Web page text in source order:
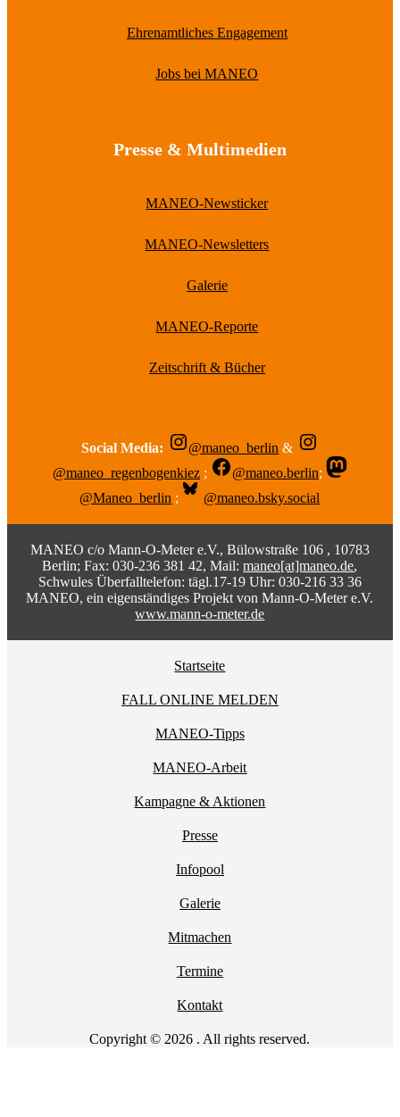
Ehrenamtliches Engagement
Jobs bei MANEO
Presse & Multimedien
MANEO-Newsticker
MANEO-Newsletters
Galerie
MANEO-Reporte
Zeitschrift & Bücher
Social Media: @maneo_berlin &
@maneo_regenbogenkiez ; @maneo.berlin;
@Maneo_berlin ; @maneo.bsky.social
MANEO c/o Mann-O-Meter e.V., Bülowstraße 106 , 10783
Berlin; Fax: 030-236 381 42, Mail:maneo[at]maneo.de,
Schwules Überfalltelefon: tägl.17-19 Uhr: 030-216 33 36
MANEO, ein eigenständiges Projekt von Mann-O-Meter e.V.
www.mann-o-meter.de
Startseite
FALL ONLINE MELDEN
MANEO-Tipps
MANEO-Arbeit
Kampagne & Aktionen
Presse
Infopool
Galerie
Mitmachen
Termine
Kontakt
Copyright © 2026 . All rights reserved.